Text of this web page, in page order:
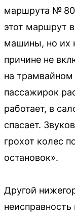
маршрута №
этот маршрут
машины, но их
причине не
на
пассажирок
работает, в
спасает.
грохот колес
остановок».
Другой